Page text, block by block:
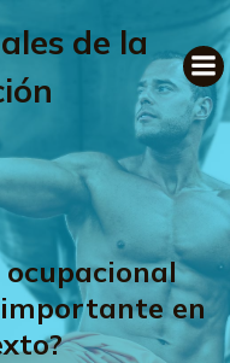
de la
en